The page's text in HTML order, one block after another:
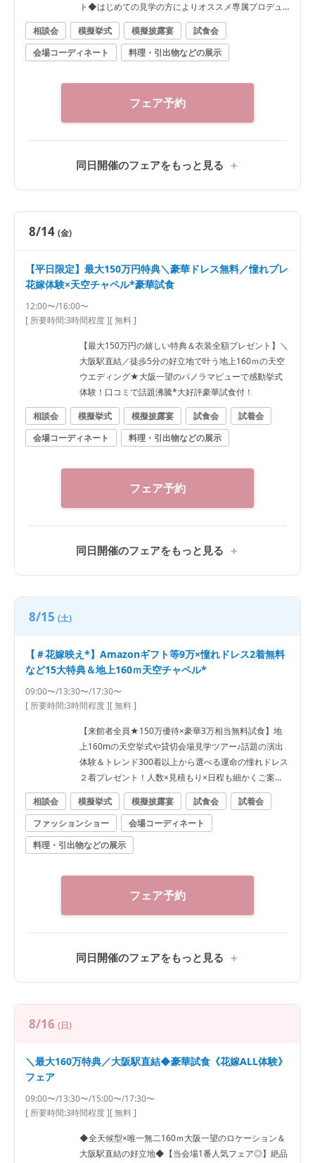
ト◆はじめての見学の方によりオススメ専属プロデュ
ーサー付きフェア★ 【ご試着会について】提携ドレス
ショップにて別途お時間をいただいてのご案内となり
ます。ご希望の際は事前にお問い合わせください。 経
に入りの1着を見つけましょう♪
相談会 模擬挙式 模擬披露宴
試食会
会場コーディネート
料理・引出物などの展示
フェア予約
同日開催のフェアをもっと見る
8/14 (金)
【平日限定】最大150万円特典＼豪華ドレス無料／憧れプレ
花嫁体験×天空チャペル*豪華試食
12:00〜/16:00〜
[ 所要時間:3時間程度][ 無料 ]
【最大150万円の嬉しい特典＆衣装全額プレゼント】＼
大阪駅直結／徒歩5分の好立地で叶う地上160ｍの天空
ウエディング★大阪一望のパノラマビューで感動挙式
体験！口コミで話題沸騰*大好評豪華試食付！
相談会
模擬挙式 模擬披露宴 試食会
試着会
会場コーディネート
料理・引出物などの展示
フェア予約
同日開催のフェアをもっと見る
8/15 (土)
【＃花嫁映え*】Amazonギフト等9万×憧れドレス2着無料
など15大特典＆地上160ｍ天空チャペル*
09:00〜/13:30〜/17:30〜
[ 所要時間:3時間程度][ 無料 ]
【来館者全員★150万優待×豪華3万相当無料試食】地
上160mの天空挙式や貸切会場見学ツアー♪話題の演出
体験＆トレンド300着以上から選べる運命の憧れドレス
２着プレゼント！人数×見積もり×日程も細かくご案
内！
相談会 模擬挙式 模擬披露宴 試食会
試着会
ファッションショー
会場コーディネート
料理・引出物などの展示
フェア予約
同日開催のフェアをもっと見る
8/16 (日)
＼最大160万特典／大阪駅直結◆豪華試食《花嫁ALL体験》
フェア
09:00〜/13:30〜/15:00〜/17:30〜
[ 所要時間:3時間程度][ 無料 ]
◆全天候型×唯一無二160ｍ大阪一望のロケーション＆
大阪駅直結の好立地◆【当会場1番人気フェア◎】絶品